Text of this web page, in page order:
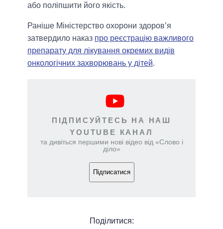
або поліпшити його якість.
Раніше Міністерство охорони здоров’я
затвердило наказ про реєстрацію важливого
препарату для лікування окремих видів
онкологічних захворювань у дітей.
ПІДПИСУЙТЕСЬ НА НАШ
YOUTUBE КАНАЛ
та дивіться першими нові відео від «Слово і
діло»
Підписатися
Поділитися: